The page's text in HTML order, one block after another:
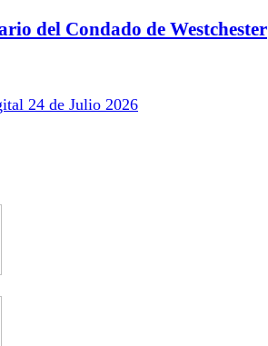
del Condado de Westchester